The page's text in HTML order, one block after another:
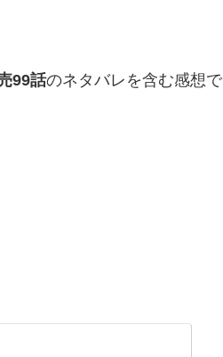
99話のネタバレを含む感想で